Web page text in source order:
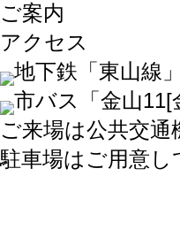
ご案内
アクセス
地下鉄「東山線
市バス「金山11[
ご来場は公共交
駐車場はご用意し